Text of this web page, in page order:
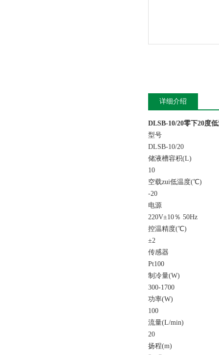
详细介绍
DLSB-10/20零下20度
型号
DLSB-10/20
储液槽容积(L)
10
空载zui低温度(℃)
-20
电源
220V±10％ 50Hz
控温精度(℃)
±2
传感器
Pt100
制冷量(W)
300-1700
功率(W)
100
流量(L/min)
20
扬程(m)